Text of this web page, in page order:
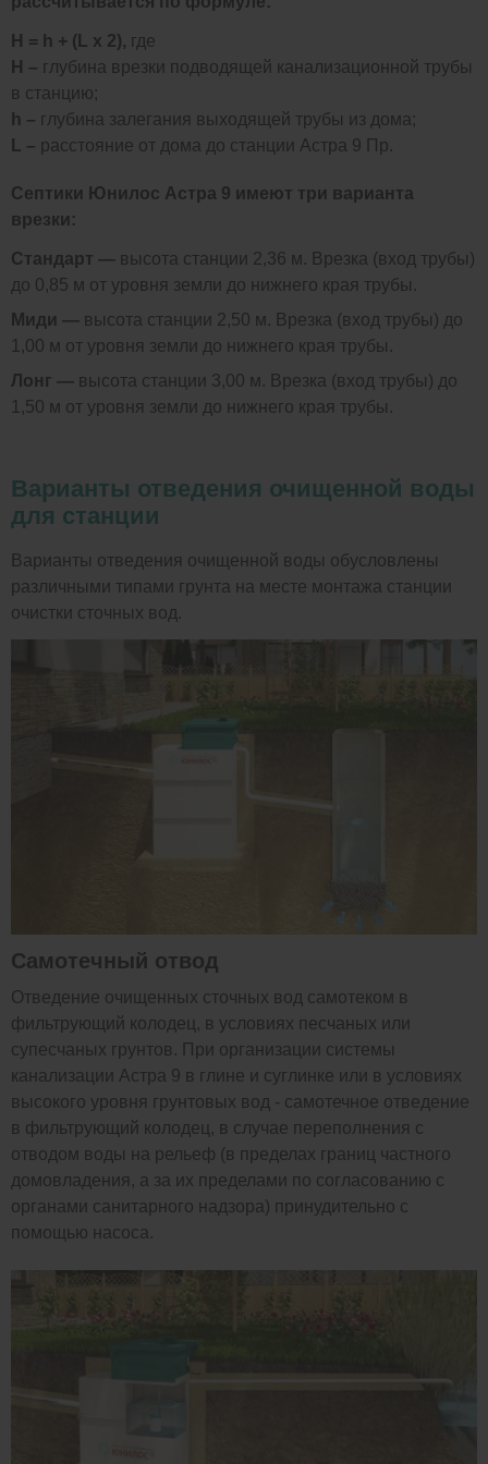
H = h + (L x 2), где
H – глубина врезки подводящей канализационной трубы
в станцию;
h – глубина залегания выходящей трубы из дома;
L – расстояние от дома до станции Астра 9 Пр.
Септики Юнилос Астра 9 имеют три варианта
врезки:
Стандарт — высота станции 2,36 м. Врезка (вход трубы)
до 0,85 м от уровня земли до нижнего края трубы.
Миди — высота станции 2,50 м. Врезка (вход трубы) до
1,00 м от уровня земли до нижнего края трубы.
Лонг — высота станции 3,00 м. Врезка (вход трубы) до
1,50 м от уровня земли до нижнего края трубы.
Варианты отведения очищенной воды
для станции
Варианты отведения очищенной воды обусловлены
различными типами грунта на месте монтажа станции
очистки сточных вод.
Самотечный отвод
Отведение очищенных сточных вод самотеком в
фильтрующий колодец, в условиях песчаных или
супесчаных грунтов. При организации системы
канализации Астра 9 в глине и суглинке или в условиях
высокого уровня грунтовых вод - самотечное отведение
в фильтрующий колодец, в случае переполнения с
отводом воды на рельеф (в пределах границ частного
домовладения, а за их пределами по согласованию с
органами санитарного надзора) принудительно с
помощью насоса.